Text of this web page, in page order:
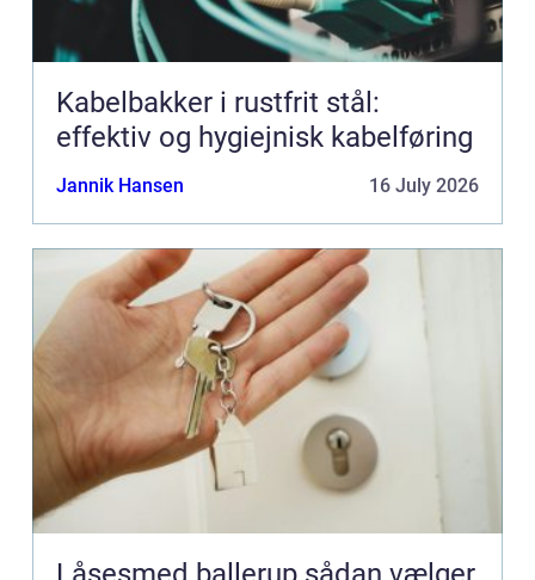
Kabelbakker i rustfrit stål:
effektiv og hygiejnisk kabelføring
Jannik Hansen 16 July 2026